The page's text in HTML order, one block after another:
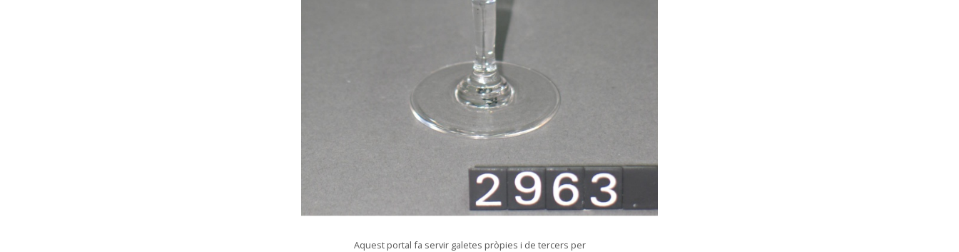
Aquest portal fa servir galetes pròpies i de tercers per